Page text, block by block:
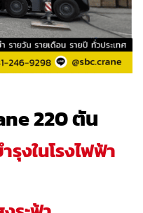
220 ตัน
งในโรงไฟฟ้า